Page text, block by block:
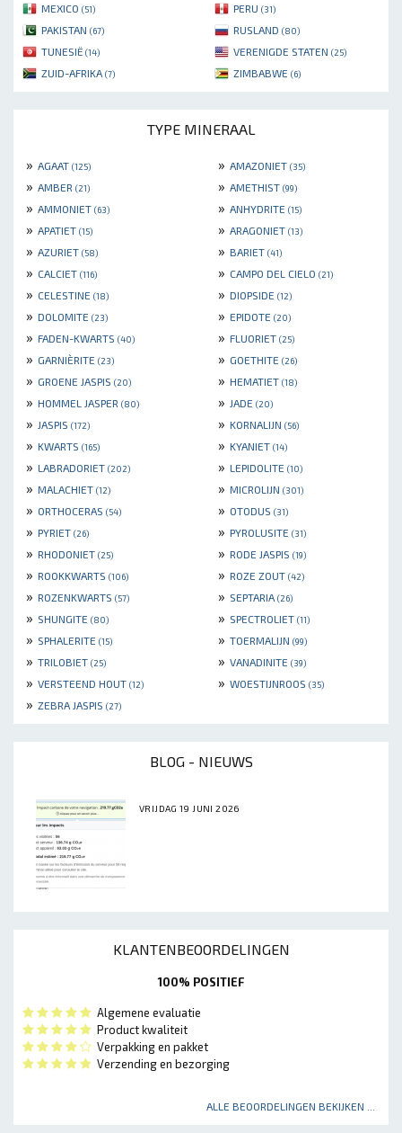
MEXICO (51) PERU (31)
PAKISTAN (67) RUSLAND (80)
TUNESIË (14) VERENIGDE STATEN (25)
ZUID-AFRIKA (7) ZIMBABWE (6)
TYPE MINERAAL
» AGAAT (125) » AMAZONIET (35)
» AMBER (21) » AMETHIST (99)
» AMMONIET (63) » ANHYDRITE (15)
» APATIET (15) » ARAGONIET (13)
» AZURIET (58) » BARIET (41)
» CALCIET (116) » CAMPO DEL CIELO (21)
» CELESTINE (18) » DIOPSIDE (12)
» DOLOMITE (23) » EPIDOTE (20)
» FADEN-KWARTS (40) » FLUORIET (25)
» GARNIÈRITE (23) » GOETHITE (26)
» GROENE JASPIS (20) » HEMATIET (18)
» HOMMEL JASPER (80) » JADE (20)
» JASPIS (172) » KORNALIJN (56)
» KWARTS (165) » KYANIET (14)
» LABRADORIET (202) » LEPIDOLITE (10)
» MALACHIET (12) » MICROLIJN (301)
» ORTHOCERAS (54) » OTODUS (31)
» PYRIET (26) » PYROLUSITE (31)
» RHODONIET (25) » RODE JASPIS (19)
» ROOKKWARTS (106) » ROZE ZOUT (42)
» ROZENKWARTS (57) » SEPTARIA (26)
» SHUNGITE (80) » SPECTROLIET (11)
» SPHALERITE (15) » TOERMALIJN (99)
» TRILOBIET (25) » VANADINITE (39)
» VERSTEEND HOUT (12) » WOESTIJNROOS (35)
» ZEBRA JASPIS (27)
BLOG - NIEUWS
VRIJDAG 19 JUNI 2026
KLANTENBEOORDELINGEN
100% POSITIEF
Algemene evaluatie
Product kwaliteit
Verpakking en pakket
Verzending en bezorging
ALLE BEOORDELINGEN BEKIJKEN ...